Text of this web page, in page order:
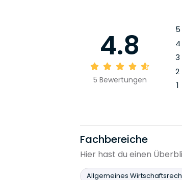
4.8
5 Bewertungen
5
4
3
2
1
Fachbereiche
Hier hast du einen
Allgemeines